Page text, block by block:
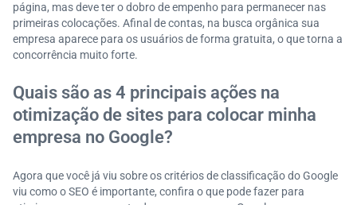
página, mas deve ter o dobro de empenho para permanecer nas
primeiras colocações. Afinal de contas, na busca orgânica sua
empresa aparece para os usuários de forma gratuita, o que torna a
concorrência muito forte.
Quais são as 4 principais ações na
otimização de sites para colocar minha
empresa no Google?
Agora que você já viu sobre os critérios de classificação do Google
viu como o SEO é importante, confira o que pode fazer para